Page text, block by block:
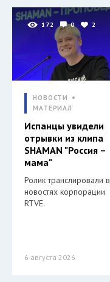
172 0 2
НОВОСТИ
МАТЕРИАЛ
Испанцы увидели
отрывки из клипа
SHAMAN "Россия –
мама"
Ролик транслировали в
новостях корпорации
RTVE.
6 августа 2026